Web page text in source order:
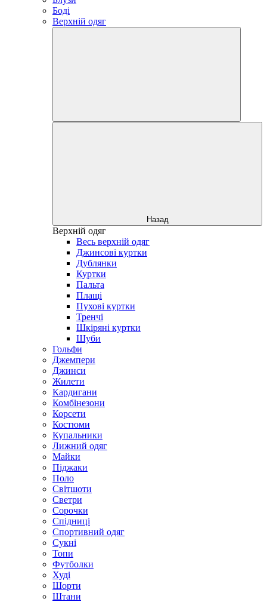
Боді
Верхній одяг
Назад
Верхній одяг
Весь верхній одяг
Джинсові куртки
Дублянки
Куртки
Пальта
Плащі
Пухові куртки
Тренчі
Шкіряні куртки
Шуби
Гольфи
Джемпери
Джинси
Жилети
Кардигани
Комбінезони
Корсети
Костюми
Купальники
Лижний одяг
Майки
Піджаки
Поло
Світшоти
Светри
Сорочки
Спідниці
Спортивний одяг
Сукні
Топи
Футболки
Худі
Шорти
Штани